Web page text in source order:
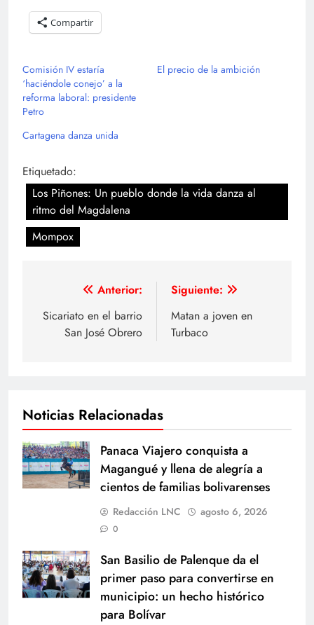
Compartir
Comisión IV estaría
‘haciéndole conejo’ a la
reforma laboral: presidente
Petro
El precio de la ambición
Cartagena danza unida
Etiquetado:
Los Piñones: Un pueblo donde la vida danza al
ritmo del Magdalena
Mompox
Navegación
de
entradas
Anterior:
Sicariato en el barrio
San José Obrero
Siguiente:
Matan a joven en
Turbaco
Noticias Relacionadas
Panaca Viajero conquista a
Magangué y llena de alegría a
cientos de familias bolivarenses
Redacción LNC agosto 6, 2026
0
San Basilio de Palenque da el
primer paso para convertirse en
municipio: un hecho histórico
para Bolívar